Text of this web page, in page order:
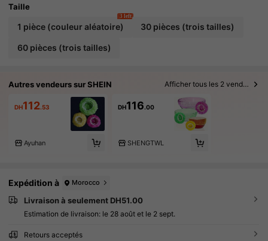
ative aux emballages en plastique jetables et à la f
euille d'aluminium, Couvercles de conservation fr
aîche pour la maison, le camping, le pique-nique
et la cuisine
Taille
1 pièce (couleur aléatoire)
3 left
30 pièces (trois tailles)
60 pièces (trois tailles)
Autres vendeurs sur SHEIN Afficher tous les 2 vendeurs
DH112.53
Ayuhan
DH116.00
SHENGTWL
Expédition à Morocco
Livraison à seulement DH51.00
Estimation de livraison: le 28 août et le 2 sept.
Retours acceptés